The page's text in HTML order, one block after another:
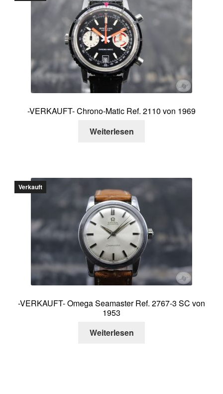
-VERKAUFT- Chrono-Matic Ref. 2110 von 1969
Weiterlesen
Verkauft
-VERKAUFT- Omega Seamaster Ref. 2767-3 SC von
1953
Weiterlesen